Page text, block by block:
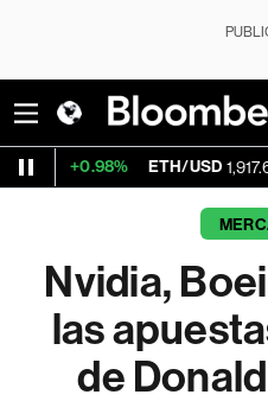
ETH/USD 1,917.695
Nvidia,
las
de